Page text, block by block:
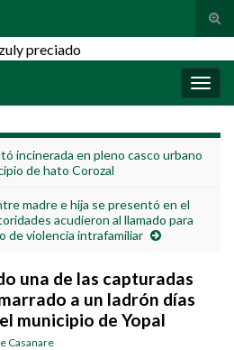
incinerada en pleno casco urbano
de hato Corozal
madre e hija se presentó en el
acudieron al llamado para
de violencia intrafamiliar
una de las capturadas
a un ladrón días
municipio de Yopal
Casanare